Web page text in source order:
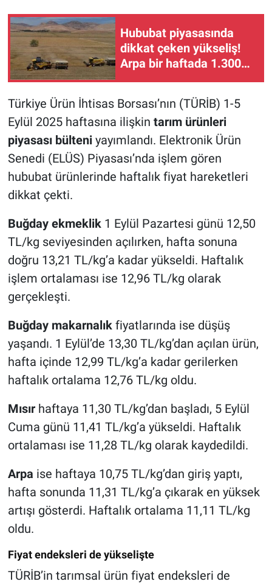
Hububat piyasasında
dikkat çeken yükseliş!
Arpa bir haftada 1.300
liranın üzerinde arttı
Türkiye Ürün İhtisas Borsası’nın (TÜRİB) 1-5
Eylül 2025 haftasına ilişkin tarım ürünleri
piyasası bülteniyayımlandı. Elektronik Ürün
Senedi (ELÜS) Piyasası’nda işlem gören
hububat ürünlerinde haftalık fiyat hareketleri
dikkat çekti.
Buğday ekmeklik1 Eylül Pazartesi günü 12,50
TL/kg seviyesinden açılırken, hafta sonuna
doğru 13,21 TL/kg’a kadar yükseldi. Haftalık
işlem ortalaması ise 12,96 TL/kg olarak
gerçekleşti.
Buğday makarnalıkfiyatlarında ise düşüş
yaşandı. 1 Eylül’de 13,30 TL/kg’dan açılan ürün,
hafta içinde 12,99 TL/kg’a kadar gerilerken
haftalık ortalama 12,76 TL/kg oldu.
Mısırhaftaya 11,30 TL/kg’dan başladı, 5 Eylül
Cuma günü 11,41 TL/kg’a yükseldi. Haftalık
ortalaması ise 11,28 TL/kg olarak kaydedildi.
Arpa ise haftaya 10,75 TL/kg’dan giriş yaptı,
hafta sonunda 11,31 TL/kg’a çıkarak en yüksek
artışı gösterdi. Haftalık ortalama 11,11 TL/kg
oldu.
Fiyat endeksleri de yükselişte
TÜRİB’in tarımsal ürün fiyat endeksleri de